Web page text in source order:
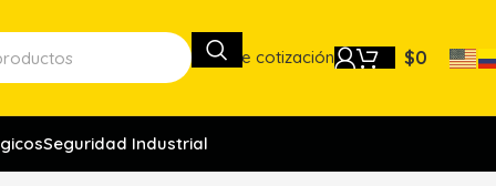
Lista de cotización $0
Seguridad Industrial